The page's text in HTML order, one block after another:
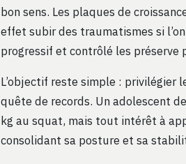
bon sens. Les plaques de
effet subir des traumatismes si
progressif et contrôlé les préserve
L’objectif reste simple : privilégier
quête de records. Un adolescent
kg au squat, mais tout intérêt à
consolidant sa posture et sa